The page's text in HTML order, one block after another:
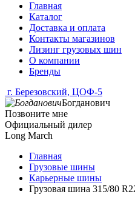
Главная
Каталог
Доставка и оплата
Контакты магазинов
Лизинг грузовых шин
О компании
Бренды
г. Березовский, ЦОФ-5
Богданович
Позвоните мне
Официальный дилер
Long March
Главная
Грузовые шины
Карьерные шины
Грузовая шина 315/80